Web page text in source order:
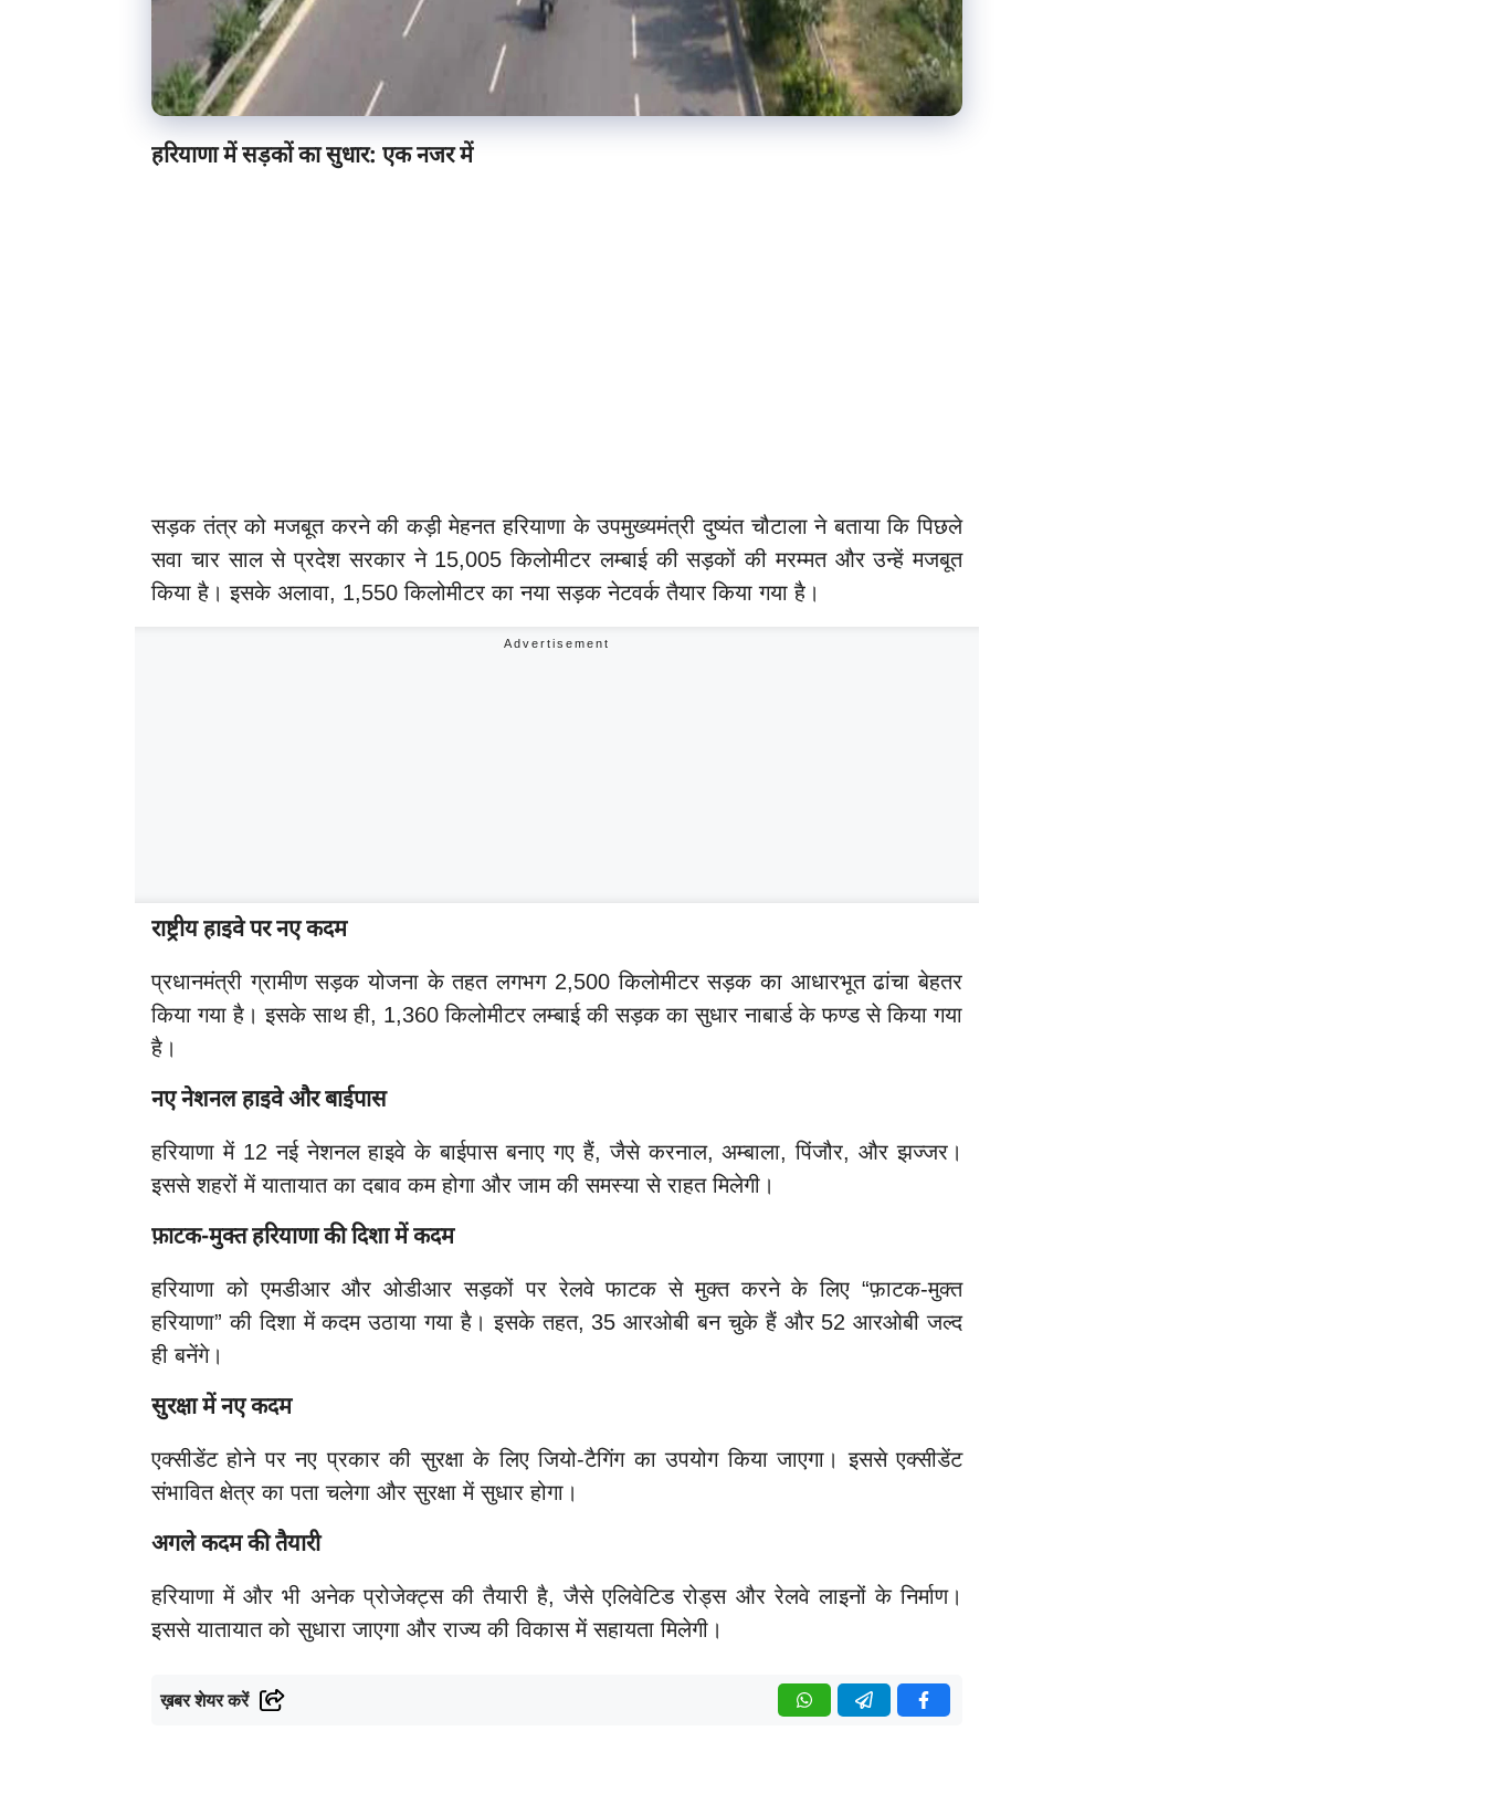
हरियाणा में सड़कों का सुधार: एक नजर में
सड़क तंत्र को मजबूत करने की कड़ी मेहनत हरियाणा के उपमुख्यमंत्री दुष्यंत चौटाला ने बताया कि पिछले
सवा चार साल से प्रदेश सरकार ने 15,005 किलोमीटर लम्बाई की सड़कों की मरम्मत और उन्हें मजबूत
किया है। इसके अलावा, 1,550 किलोमीटर का नया सड़क नेटवर्क तैयार किया गया है।
राष्ट्रीय हाइवे पर नए कदम
प्रधानमंत्री ग्रामीण सड़क योजना के तहत लगभग 2,500 किलोमीटर सड़क का आधारभूत ढांचा बेहतर
किया गया है। इसके साथ ही, 1,360 किलोमीटर लम्बाई की सड़क का सुधार नाबार्ड के फण्ड से किया गया
है।
नए नेशनल हाइवे और बाईपास
हरियाणा में 12 नई नेशनल हाइवे के बाईपास बनाए गए हैं, जैसे करनाल, अम्बाला, पिंजौर, और झज्जर।
इससे शहरों में यातायात का दबाव कम होगा और जाम की समस्या से राहत मिलेगी।
फ़ाटक-मुक्त हरियाणा की दिशा में कदम
हरियाणा को एमडीआर और ओडीआर सड़कों पर रेलवे फाटक से मुक्त करने के लिए “फ़ाटक-मुक्त
हरियाणा” की दिशा में कदम उठाया गया है। इसके तहत, 35 आरओबी बन चुके हैं और 52 आरओबी जल्द
ही बनेंगे।
सुरक्षा में नए कदम
एक्सीडेंट होने पर नए प्रकार की सुरक्षा के लिए जियो-टैगिंग का उपयोग किया जाएगा। इससे एक्सीडेंट
संभावित क्षेत्र का पता चलेगा और सुरक्षा में सुधार होगा।
अगले कदम की तैयारी
हरियाणा में और भी अनेक प्रोजेक्ट्स की तैयारी है, जैसे एलिवेटिड रोड्स और रेलवे लाइनों के निर्माण।
इससे यातायात को सुधारा जाएगा और राज्य की विकास में सहायता मिलेगी।
ख़बर शेयर करें